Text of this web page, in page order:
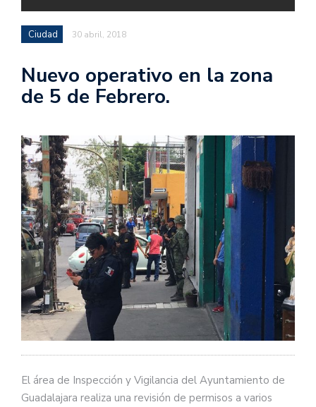
Ciudad 30 abril, 2018
Nuevo operativo en la zona
de 5 de Febrero.
El área de Inspección y Vigilancia del Ayuntamiento de
Guadalajara realiza una revisión de permisos a varios